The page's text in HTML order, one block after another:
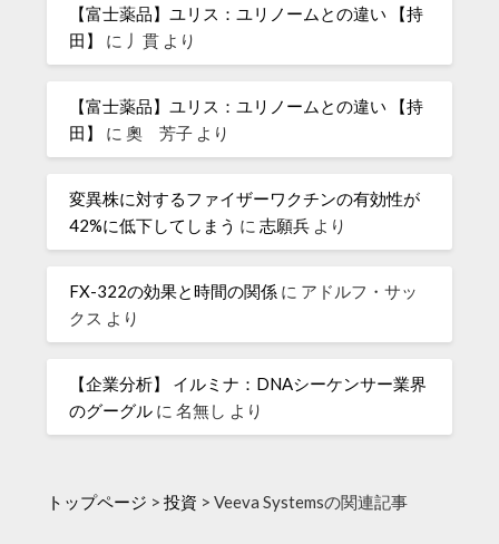
【富士薬品】ユリス：ユリノームとの違い 【持
田】
に 丿貫 より
【富士薬品】ユリス：ユリノームとの違い 【持
田】
に奧 芳子 より
変異株に対するファイザーワクチンの有効性が
42%に低下してしまう に志願兵 より
FX-322の効果と時間の関係 に アドルフ・サッ
クス より
【企業分析】 イルミナ：DNAシーケンサー業界
のグーグル に名無し より
トップページ >投資 >Veeva Systemsの関連記事